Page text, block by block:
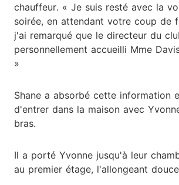
chauffeur. « Je suis resté avec la
soirée, en attendant votre coup de
j'ai remarqué que le directeur du
personnellement accueilli Mme
»
Shane a absorbé cette information
d'entrer dans la maison avec
bras.
Il a porté Yvonne jusqu'à leur
au premier étage, l'allongeant